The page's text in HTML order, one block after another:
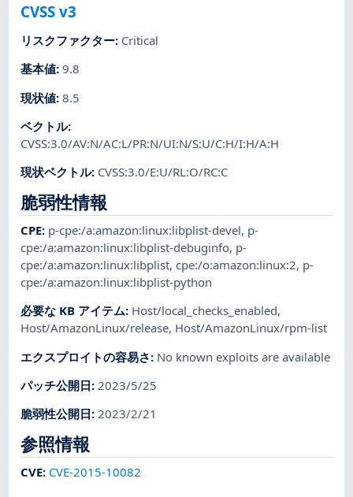
CVSS v3
リスクファクター: Critical
基本値:9.8
現状値:8.5
ベクトル:
CVSS:3.0/AV:N/AC:L/PR:N/UI:N/S:U/C:H/I:H/A:H
現状ベクトル: CVSS:3.0/E:U/RL:O/RC:C
脆弱性情報
CPE: p-cpe:/a:amazon:linux:libplist-devel, p-
cpe:/a:amazon:linux:libplist-debuginfo, p-
cpe:/a:amazon:linux:libplist,cpe:/o:amazon:linux:2, p-
cpe:/a:amazon:linux:libplist-python
必要な KB アイテム: Host/local_checks_enabled,
Host/AmazonLinux/release, Host/AmazonLinux/rpm-list
エクスプロイトの容易さ: No known exploits are available
パッチ公開日:2023/5/25
脆弱性公開日:2023/2/21
参照情報
CVE: CVE-2015-10082